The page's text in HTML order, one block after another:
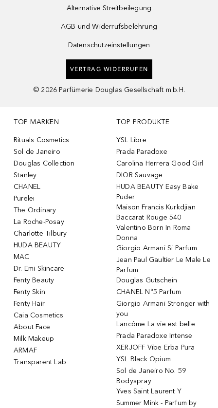
Alternative Streitbeilegung
AGB und Widerrufsbelehrung
Datenschutzeinstellungen
VERTRAG WIDERRUFEN
© 2026 Parfümerie Douglas Gesellschaft m.b.H.
TOP MARKEN
Rituals Cosmetics
Sol de Janeiro
Douglas Collection
Stanley
CHANEL
Purelei
The Ordinary
La Roche-Posay
Charlotte Tilbury
HUDA BEAUTY
MAC
Dr. Emi Skincare
Fenty Beauty
Fenty Skin
Fenty Hair
Caia Cosmetics
About Face
Milk Makeup
ARMAF
Transparent Lab
TOP PRODUKTE
YSL Libre
Prada Paradoxe
Carolina Herrera Good Girl
DIOR Sauvage
HUDA BEAUTY Easy Bake
Puder
Maison Francis Kurkdjian
Baccarat Rouge 540
Valentino Born In Roma
Donna
Giorgio Armani Si Parfum
Jean Paul Gaultier Le Male Le
Parfum
Douglas Gutschein
CHANEL N°5 Parfum
Giorgio Armani Stronger with
you
Lancôme La vie est belle
Prada Paradoxe Intense
XERJOFF Vibe Erba Pura
YSL Black Opium
Sol de Janeiro No. 59
Bodyspray
Yves Saint Laurent Y
Summer Mink - Parfum by